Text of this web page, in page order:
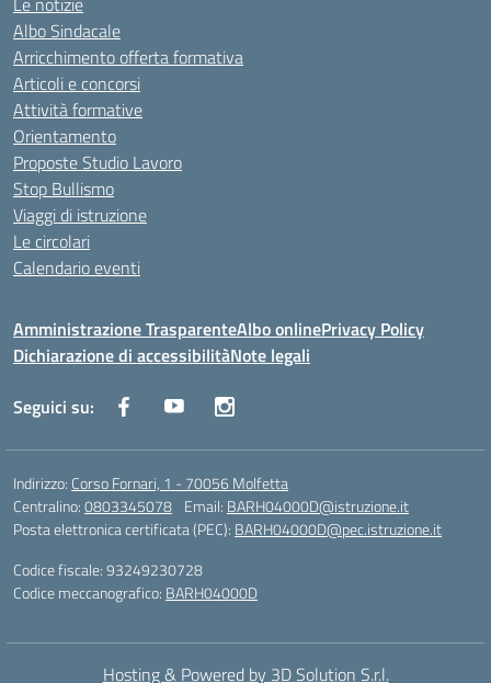
Albo Sindacale
Arricchimento offerta formativa
Articoli e concorsi
Attività formative
Orientamento
Proposte Studio Lavoro
Stop Bullismo
Viaggi di istruzione
Le circolari
Calendario eventi
Amministrazione TrasparenteAlbo onlinePrivacy Policy
Dichiarazione di accessibilitàNote legali
Seguici su:
Indirizzo: Corso Fornari, 1 - 70056 Molfetta
Centralino:0803345078 Email: BARH04000D@istruzione.it
Posta elettronica certificata (PEC): BARH04000D@pec.istruzione.it
Codice fiscale: 93249230728
Codice meccanografico: BARH04000D
Hosting & Powered by 3D Solution S.r.l.